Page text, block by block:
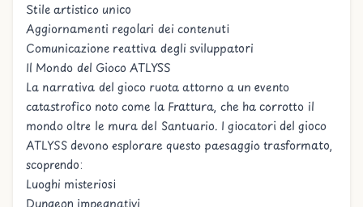
Stile artistico unico
Aggiornamenti regolari dei contenuti
Comunicazione reattiva degli sviluppatori
Il Mondo del Gioco ATLYSS
La narrativa del gioco ruota attorno a un evento
catastrofico noto come la Frattura, che ha corrotto il
mondo oltre le mura del Santuario. I giocatori del gioco
ATLYSS devono esplorare questo paesaggio trasformato,
scoprendo:
Luoghi misteriosi
Dungeon impegnativi